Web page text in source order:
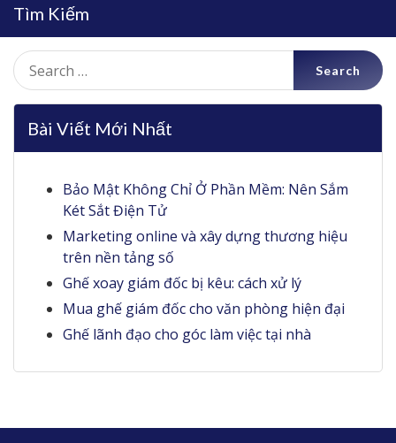
Tìm Kiếm
Search
for:
Bài Viết Mới Nhất
Bảo Mật Không Chỉ Ở Phần Mềm: Nên Sắm
Két Sắt Điện Tử
Marketing online và xây dựng thương hiệu
trên nền tảng số
Ghế xoay giám đốc bị kêu: cách xử lý
Mua ghế giám đốc cho văn phòng hiện đại
Ghế lãnh đạo cho góc làm việc tại nhà